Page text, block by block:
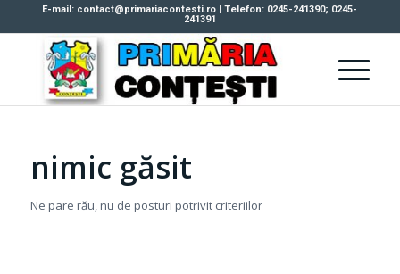
E-mail: contact@primariacontesti.ro | Telefon: 0245-241390; 0245-
241391
nimic găsit
Ne pare rău, nu de posturi potrivit criteriilor